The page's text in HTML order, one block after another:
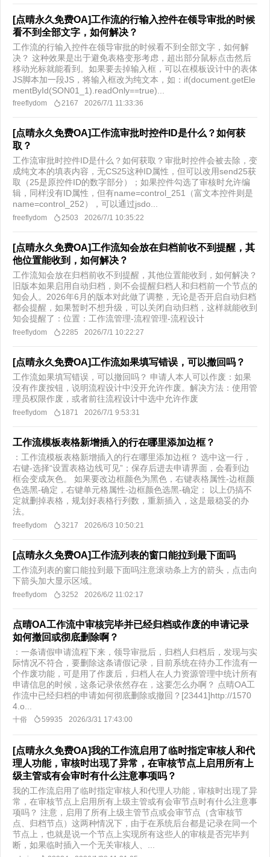
[点晴永久免费OA]工作流的行输入控件在领导审批的时候
看不到全部文字，如何解决？
工作流的行输入控件在领导审批的时候看不到全部文字，如何解
决？ 这种效果是出于避免表格变形考虑，超出部分鼠标点击然后
移动光标就能看到。如果要去掉输入框，可以在模板设计中的表体
JS脚本加一段JS，将输入框改为纯文本，如：if(document.getEle
mentById(SON01_1).readOnly==true)...
freeflydom 2167 2026/7/1 11:33:36
[点晴永久免费OA]工作流审批时控件ID是什么？如何获
取？
工作流审批时控件ID是什么？如何获取？ ​审批时控件会被去除，变
成纯文本的填表内容，无CS25这种ID属性，但可以改用send25获
取（25是原控件ID的数字部分）；如果控件勾选了审核时允许编
辑，同样没有ID属性，但有name=control_251（富文本控件则是
name=control_252），可以通过jsdo...
freeflydom 2503 2026/7/1 10:35:22
[点晴永久免费OA]工作流知会放在归档前收不到提醒，其
他位置能收到，如何解决？
工作流知会放在归档前收不到提醒，其他位置能收到，如何解决？
旧版本如果启用自动归档，则不会提醒归档人和归档前一个节点的
知会人。2026年6月的版本对此做了调整，无论是否开启自动归档
都会提醒，如果暂时不想升级，可以关闭自动归档，这样就能收到
知会提醒了：位置：工作流管理-流程管理-流程设计
freeflydom 2285 2026/7/1 10:22:27
[点晴永久免费OA]工作流如果填写错误，可以撤回吗？
工作流如果填写错误，可以撤回吗？ 申请人本人可以作废：如果
没有作废按钮，说明流程设计中没开允许作废。解决方法：使用管
理员权限作废，或者前往流程设计中选中允许作废​
freeflydom 1871 2026/7/1 9:53:31
工作流模板表格新增插入的行在哪里添加边框？
​：工作流模板表格新增插入的行在哪里添加边框？ 选中这一行，
右键-选择“设置表格边线可见”；保存后进去申请界面，会看到边
框会变成灰色。 如果要改边框颜色为黑色，右键表格属性-边框颜
色选黑-确定，右键单元格属性-边框颜色选黑-确定； 以上仍搞不
定就删掉表格，规划好表格行列数，重新插入，这是最稳妥的办
法。
freeflydom 3217 2026/6/3 10:50:21
[点晴永久免费OA]工作流列表的窗口能拉到最下面吗
工作流列表的窗口能拉到最下面吗​注意滚动条上方的箭头，点击向
下箭头加大显示区域。
freeflydom 3252 2026/6/2 11:02:17
点晴OA工作流中审核完毕并已经归档或作废的申请记录
如何撤回或彻底删除啊？
​：一条请假申请流程下来，领导审批后，归档人归档后，发现与实
际情况不符合，要删除这条请假记录，目前系统在待办工作流有一
个作废功能，可是用了作废后，归档人在人力资源管理中统计所有
申请信息的时候，这条记录依然存在，这要怎么办啊？ 点晴OA工
作流中已经归档的申请如何彻底删除或撤回？[23441]http://1570
4.o...
十俗 59935 2026/3/31 17:43:00
[点晴永久免费OA]我的工作流启用了临时指定审核人和代
理人功能，审核时出现了异常，在审核节点上启用所有上
级主管或有会审时有什么注意事项吗？
我的工作流启用了临时指定审核人和代理人功能，审核时出现了异
常，在审核节点上启用所有上级主管或有会审节点时有什么注意事
项吗？ 注意，启用了所有上级主管节点或会审节点（含审核节
点、归档节点）这两种情况下，由于在系统后台都是记录在同一个
节点上，也就是说一个节点上实现所有这些人的审核是否完毕判
断，如果临时插入一个无关审核人、...